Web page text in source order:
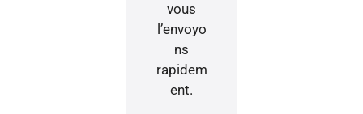
vous
l’envoyo
ns
rapidem
ent.